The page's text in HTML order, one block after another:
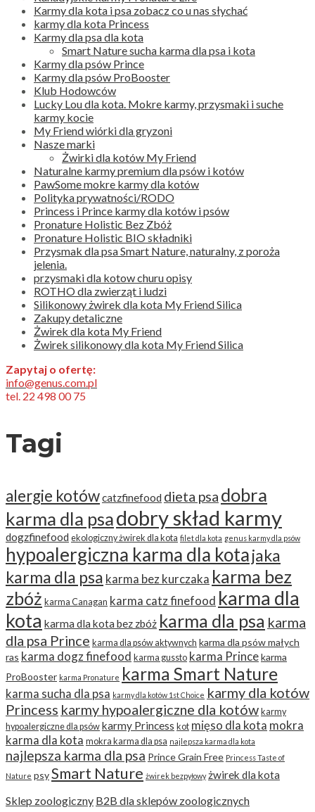
Karmy dla kota i psa zobacz co u nas słychać
karmy dla kota Princess
Karmy dla psa dla kota
Smart Nature sucha karma dla psa i kota
Karmy dla psów Prince
Karmy dla psów ProBooster
Klub Hodowców
Lucky Lou dla kota. Mokre karmy, przysmaki i suche
karmy kocie
My Friend wiórki dla gryzoni
Nasze marki
Żwirki dla kotów My Friend
Naturalne karmy premium dla psów i kotów
PawSome mokre karmy dla kotów
Polityka prywatności/RODO
Princess i Prince karmy dla kotów i psów
Pronature Holistic Bez Zbóż
Pronature Holistic BIO składniki
Przysmak dla psa Smart Nature, naturalny, z poroża
jelenia.
przysmaki dla kotow churu opisy
ROTHO dla zwierząt i ludzi
Silikonowy żwirek dla kota My Friend Silica
Zakupy detaliczne
Żwirek dla kota My Friend
Żwirek silikonowy dla kota My Friend Silica
Zapytaj o ofertę:
info@genus.com.pl
tel. 22 498 00 75
Tagi
alergie kotówcatzfinefood dieta psa dobra
karma dla psadobry skład karmy
dogzfinefood ekologiczny żwirek dla kota filet dla kota genus karmy dla psów
hypoalergiczna karma dla kotajaka
karma dla psa karma bez kurczaka karma bez
zbóż karma Canagan karma catz finefood karma dla
kota karma dla kota bez zbóż karma dla psa karma
dla psa Prince karma dla psów aktywnych karma dla psów małych
ras karma dogz finefood karma gussto karma Princekarma
ProBooster karma Pronature karma Smart Nature
karma sucha dla psa karmy dla kotów 1st Choice karmy dla kotów
Princess karmy hypoalergiczne dla kotów karmy
hypoalergiczne dla psów karmy Princess kot mięso dla kota mokra
karma dla kota mokra karma dla psa najlepsza karma dla kota
najlepsza karma dla psa Prince Grain Free Princess Taste of
Nature psySmart Nature żwirek bezpyłowy żwirek dla kota
Sklep zoologiczny B2B dla sklepów zoologicznych